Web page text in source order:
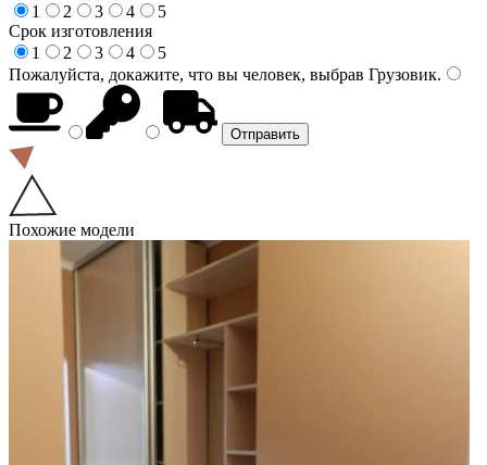
1
2 3 4
5
Срок изготовления
1
2 3 4
5
Пожалуйста, докажите, что вы человек, выбрав Грузовик.
Похожие модели